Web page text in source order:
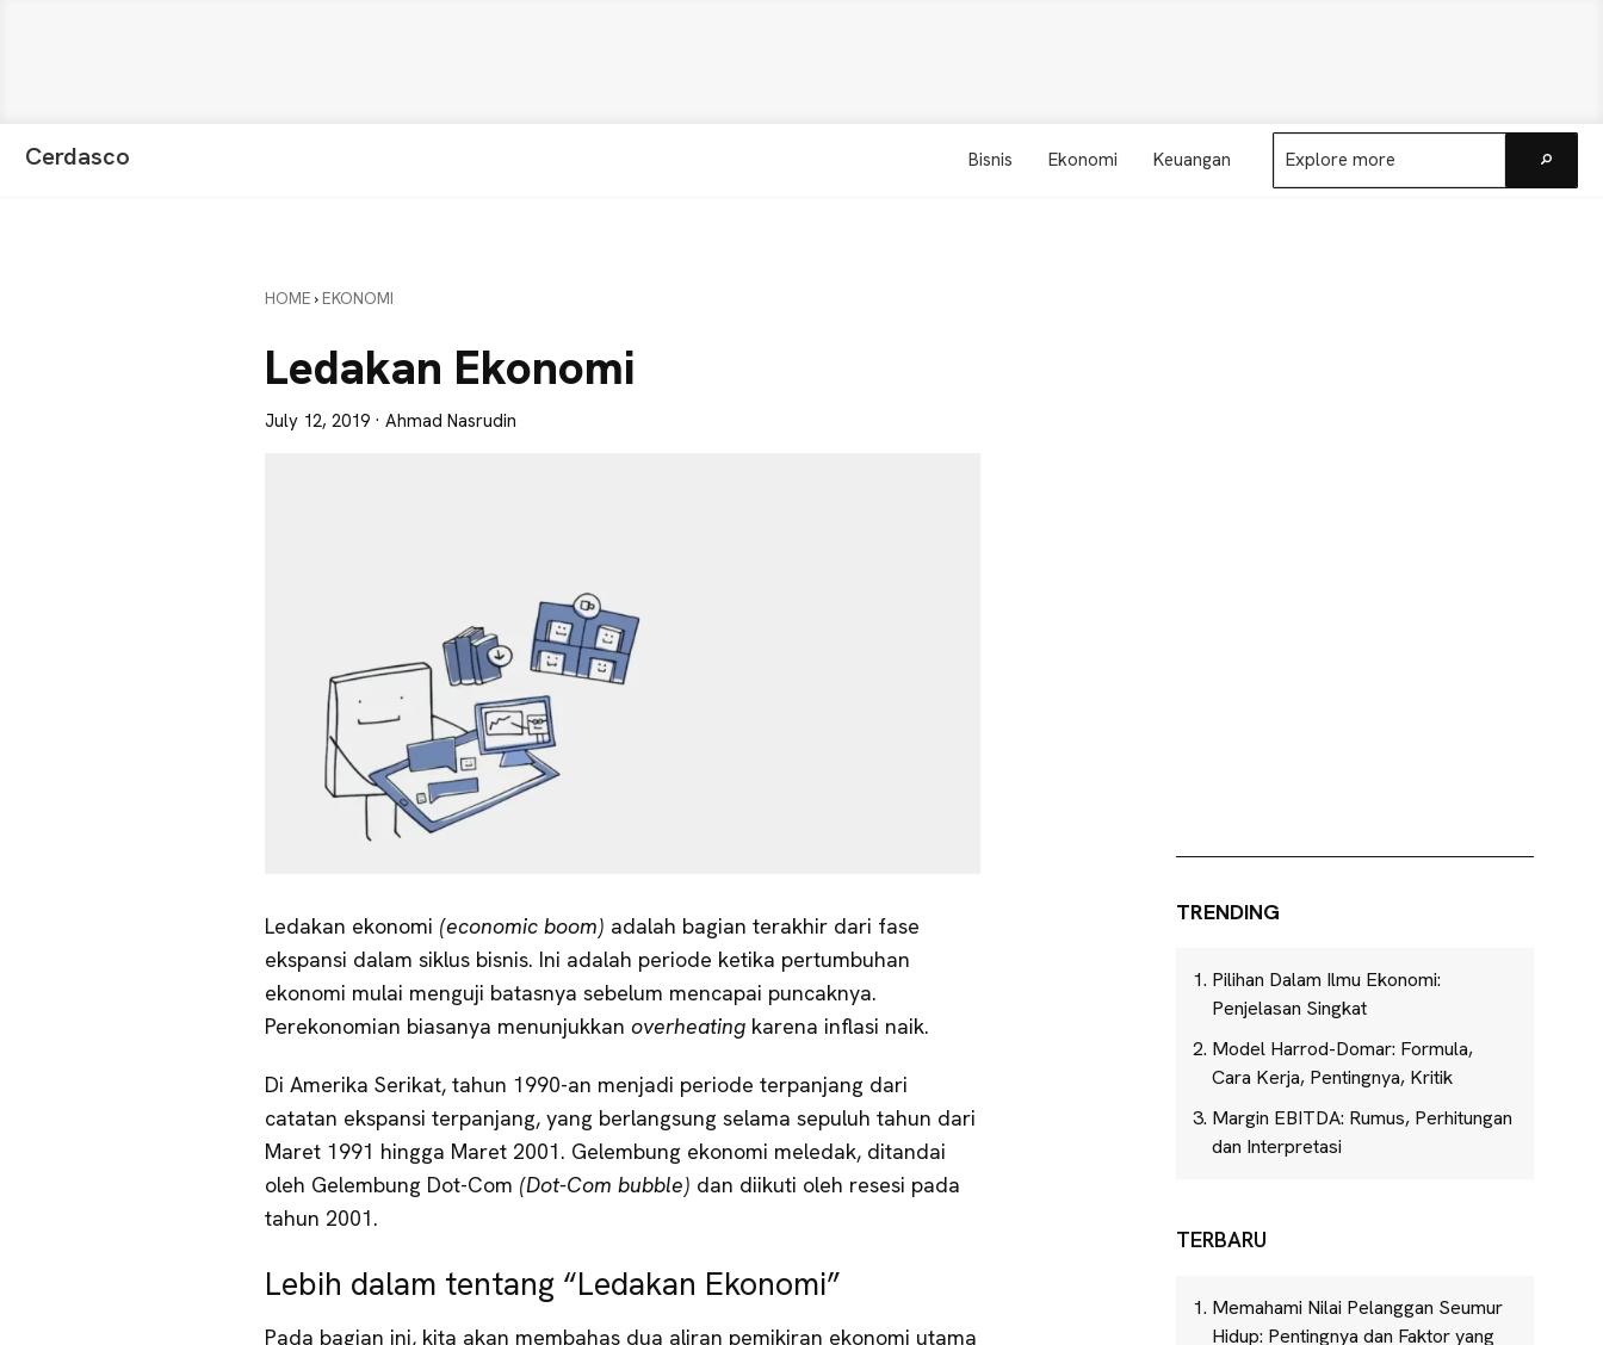
Cerdasco Bisnis Ekonomi Keuangan
Explore
more
HOME › EKONOMI
Ledakan Ekonomi
July 12, 2019 · Ahmad Nasrudin
Ledakan ekonomi (economic boom) adalah bagian terakhir dari fase
ekspansi dalam siklus bisnis. Ini adalah periode ketika pertumbuhan
ekonomi mulai menguji batasnya sebelum mencapai puncaknya.
Perekonomian biasanya menunjukkan overheating karena inflasi naik.
Di Amerika Serikat, tahun 1990-an menjadi periode terpanjang dari
catatan ekspansi terpanjang, yang berlangsung selama sepuluh tahun dari
Maret 1991 hingga Maret 2001. Gelembung ekonomi meledak, ditandai
oleh Gelembung Dot-Com (Dot-Com bubble) dan diikuti oleh resesi pada
tahun 2001.
Lebih dalam tentang “Ledakan Ekonomi”
Pada bagian ini, kita akan membahas dua aliran pemikiran ekonomi utama
TRENDING
Pilihan Dalam Ilmu Ekonomi:
Penjelasan Singkat
Model Harrod-Domar: Formula,
Cara Kerja, Pentingnya, Kritik
Margin EBITDA: Rumus, Perhitungan
dan Interpretasi
TERBARU
Memahami Nilai Pelanggan Seumur
Hidup: Pentingnya dan Faktor yang